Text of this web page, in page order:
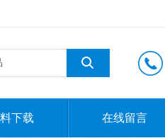
下载 在线留言